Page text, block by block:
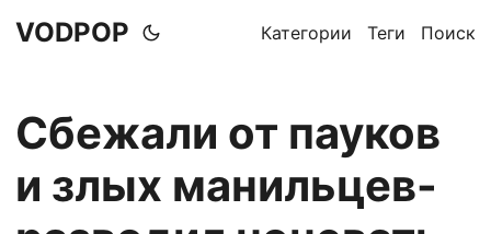
VODPOP Категории Теги Поиск
Сбежали от пауков
и злых манильцев-